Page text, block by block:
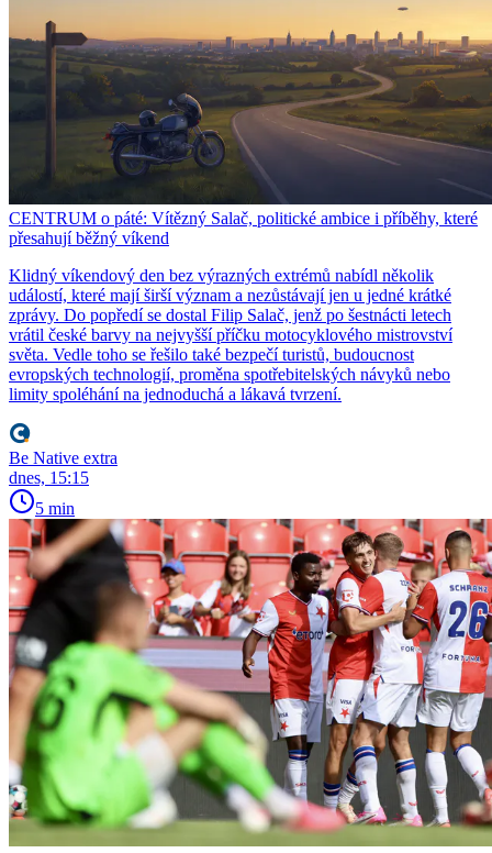
CENTRUM o páté: Vítězný Salač, politické ambice i příběhy, které
přesahují běžný víkend
Klidný víkendový den bez výrazných extrémů nabídl několik
událostí, které mají širší význam a nezůstávají jen u jedné krátké
zprávy. Do popředí se dostal Filip Salač, jenž po šestnácti letech
vrátil české barvy na nejvyšší příčku motocyklového mistrovství
světa. Vedle toho se řešilo také bezpečí turistů, budoucnost
evropských technologií, proměna spotřebitelských návyků nebo
limity spoléhání na jednoduchá a lákavá tvrzení.
Be Native extra
dnes, 15:15
5 min